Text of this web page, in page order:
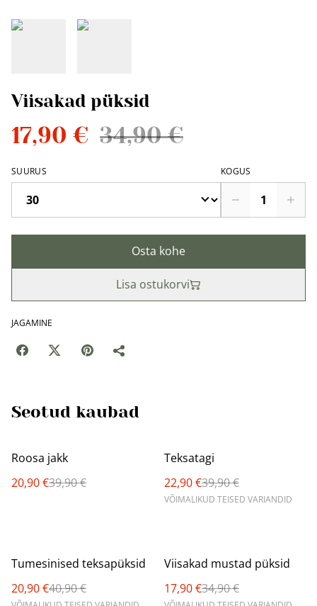
Viisakad püksid
17,90 € 34,90 €
SUURUS KOGUS
Osta kohe
Lisa ostukorvi
JAGAMINE
Seotud kaubad
%
Roosa jakk
20,90 €39,90 €
%
Teksatagi
22,90 €39,90 €
VÕIMALIKUD TEISED VARIANDID
%
Tumesinised teksapüksid
20,90 €40,90 €
%
Viisakad mustad püksid
17,90 €34,90 €